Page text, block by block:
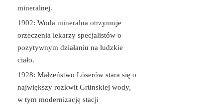
mineralnej.
1902: Woda mineralna otrzymuje
orzeczenia lekarzy specjalistów o
pozytywnym działaniu na ludzkie
ciało.
1928: Małżeństwo Löserów stara się o
największy rozkwit Grünskiej wody,
w tym modernizację stacji